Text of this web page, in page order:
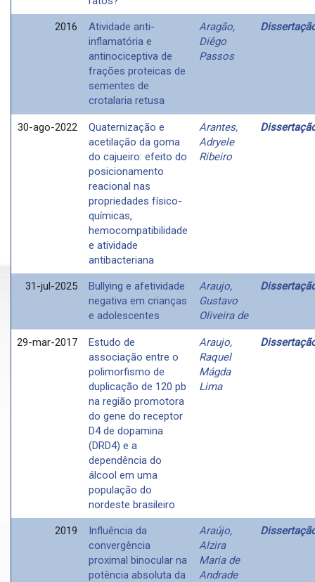
2016
Atividade anti-
inflamatória e
antinociceptiva de
frações proteicas de
sementes de
crotalaria retusa
Aragão,
Diêgo
Passos
30-ago-2022
Quaternização e
acetilação da goma
do cajueiro: efeito do
posicionamento
reacional nas
propriedades físico-
químicas,
hemocompatibilidade
e atividade
antibacteriana
Arantes,
Adryele
Ribeiro
31-jul-2025
Bullying e afetividade
negativa em crianças
e adolescentes
Araujo,
Gustavo
Oliveira de
29-mar-2017
Estudo de
associação entre o
polimorfismo de
duplicação de 120 pb
na região promotora
do gene do receptor
D4 de dopamina
(DRD4) e a
dependência do
álcool em uma
população do
nordeste brasileiro
Araujo,
Raquel
Mágda
Lima
2019
Influência da
convergência
proximal binocular na
potência absoluta da
Araújo,
Alzira
Maria de
Andrade